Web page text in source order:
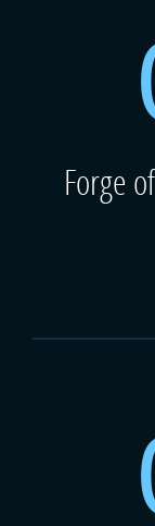
Forge